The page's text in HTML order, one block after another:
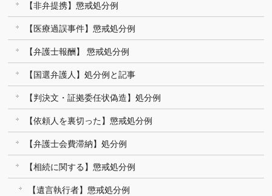
【非弁提携】懲戒処分例
【医療過誤事件】懲戒処分例
【弁護士報酬】 懲戒処分例
【国選弁護人】処分例と記事
【判決文・証拠委任状偽造】処分例
【依頼人を裏切った】懲戒処分例
【弁護士会費滞納】処分例
【相続に関する】懲戒処分例
【遺言執行者】懲戒処分例